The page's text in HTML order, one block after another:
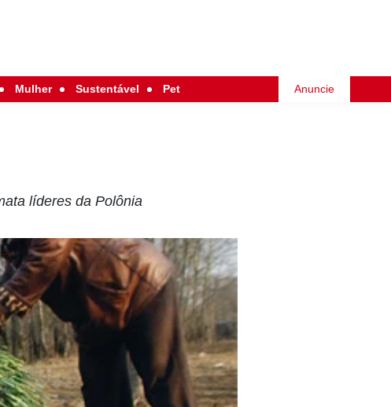
Mulher Sustentável Pet Anuncie
líderes da Polônia